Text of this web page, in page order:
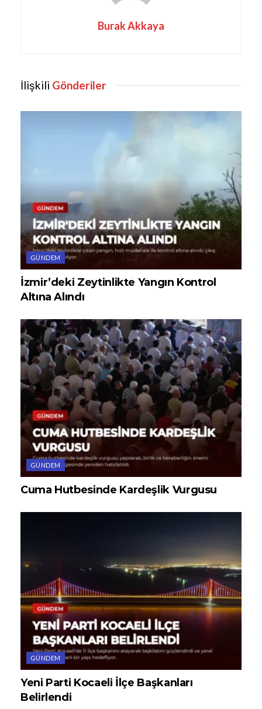
Burak Akkaya
İlişkili Gönderiler
GÜNDEM
İzmir’deki Zeytinlikte Yangın Kontrol
Altına Alındı
GÜNDEM
Cuma Hutbesinde Kardeşlik Vurgusu
GÜNDEM
Yeni Parti Kocaeli İlçe Başkanları
Belirlendi